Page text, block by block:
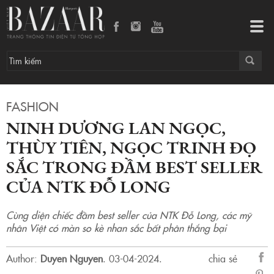
FASHION
NINH DƯƠNG LAN NGỌC,
THÙY TIÊN, NGỌC TRINH ĐỌ
SẮC TRONG ĐẦM BEST SELLER
CỦA NTK ĐỖ LONG
Cùng diện chiếc đầm best seller của NTK Đỗ Long, các mỹ
nhân Việt có màn so kè nhan sắc bất phân thắng bại
Author: Duyen Nguyen. 03-04-2024.
chia sẻ